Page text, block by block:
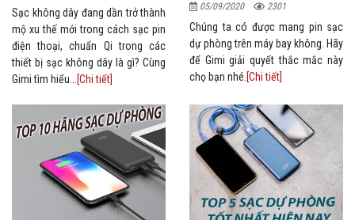
Sạc không dây đang dần trở thành
mộ xu thế mới trong cách sạc pin
điện thoại, chuẩn Qi trong các
thiết bị sạc không dây là gì? Cùng
Gimi tìm hiểu...
[Chi tiết]
05/09/2020 2301
Chúng ta có được mang pin sạc
dự phòng trên máy bay không. Hãy
để Gimi giải quyết thắc mắc này
chọ bạn nhé. [Chi tiết]